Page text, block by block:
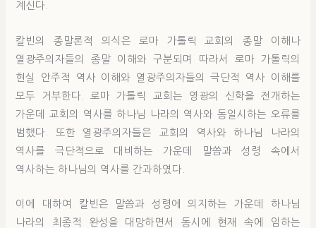
계신다.
칼빈의 종말론적 의식은 로마 가톨릭 교회의 종말 이해나
열광주의자들의 종말 이해와 구분되며 따라서 로마 가톨릭의
현실 안주적 역사 이해와 열광주의자들의 극단적 역사 이해를
모두 거부한다. 로마 가톨릭 교회는 영광의 신학을 전개하는
가운데 교회의 역사를 하나님 나라의 역사와 동일시하는 오류를
범했다. 또한 열광주의자들은 교회의 역사와 하나님 나라의
역사를 극단적으로 대비하는 가운데 말씀과 성령 속에서
역사하는 하나님의 역사를 간과하였다.
이에 대하여 칼빈은 말씀과 성령에 의지하는 가운데 하나님
나라의 최종적 완성을 대망하면서 동시에 현재 속에 임하는